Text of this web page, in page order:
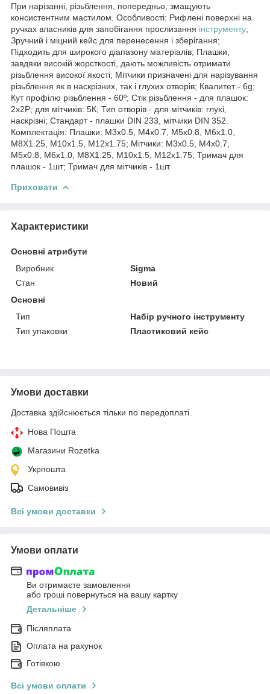
При нарізанні, різьблення, попередньо, змащують
консистентним мастилом. Особливості: Рифлені поверхні на
ручках власників для запобігання прослизання інструменту;
Зручний і міцний кейс для перенесення і зберігання;
Підходить для широкого діапазону матеріалів; Плашки,
завдяки високій жорсткості, дають можливість отримати
різьблення високої якості; Мітчики призначені для нарізування
різьблення як в наскрізних, так і глухих отворів; Квалитет - 6g;
Кут профілю різьблення - 60º; Стік різьблення - для плашок:
2х2Р; для мітчиків: 5К; Тип отворів - для мітчиків: глухі,
наскрізні; Стандарт - плашки DIN 233, мітчики DIN 352.
Комплектація: Плашки: М3х0.5, М4х0.7, М5х0.8, М6х1.0,
М8Х1.25, М10х1.5, М12х1.75; Мітчики: М3х0.5, М4х0.7,
М5х0.8, М6х1.0, М8Х1.25, М10х1.5, М12х1.75; Тримач для
плашок - 1шт; Тримач для мітчиків - 1шт.
Приховати
Характеристики
Основні атрибути
Виробник
Sigma
Стан
Новий
Основні
Тип
Набір ручного інструменту
Тип упаковки
Пластиковий кейс
Умови доставки
Доставка здійснюється тільки по передоплаті.
Нова Пошта
Магазини Rozetka
Укрпошта
Самовивіз
Всі умови доставки
Умови оплати
Ви отримаєте замовлення
або гроші повернуться на вашу картку
Детальніше
Післяплата
Оплата на рахунок
Готівкою
Всі умови оплати